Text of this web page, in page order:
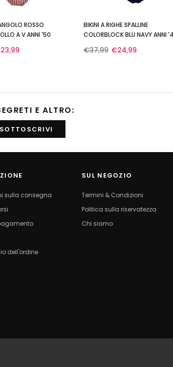
ROSSO
A V ANNI '50
BIKINI A RIGHE SPALLINE
COLORBLOCK BLU NAVY ANNI
€37,99 €24,99
E ALTRO:
sulla consegna
dell'ordine
SUL NEGOZIO
Termini & Condizioni
Politica sulla riservatezza
Chi siamo